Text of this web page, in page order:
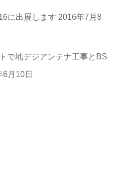
に出展します 2016年7月8
で地デジアンテナ工事とBS
6月10日